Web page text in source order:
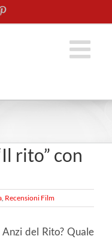
rito” con
, Recensioni Film
del Rito? Quale